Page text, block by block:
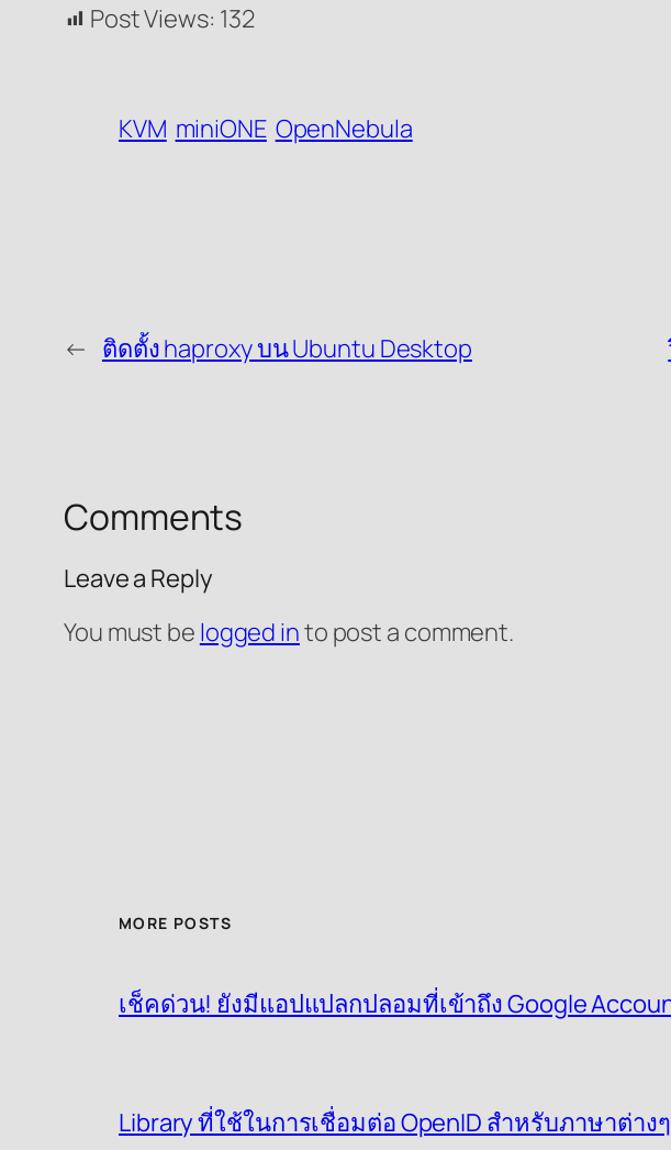
Post Views: 132
KVM miniONE OpenNebula
← ติดตั้ง haproxy บน Ubuntu Desktop
Comments
Leave a Reply
You must be logged into post a comment.
MORE POSTS
เช็คด่วน! ยังมีแอปแปลกปลอมที่เข้าถึง Google
Library ที่ใช้ในการเชื่อมต่อ OpenID สำหรับภาษาต่างๆ